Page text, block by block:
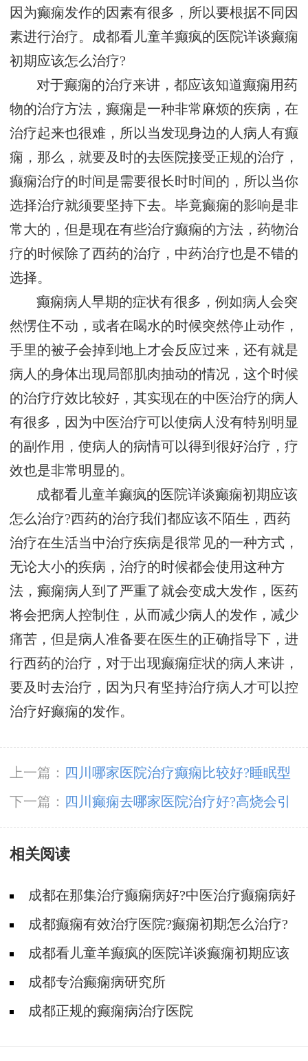
因为癫痫发作的因素有很多，所以要根据不同因
素进行治疗。成都看儿童羊癫疯的医院详谈癫痫
初期应该怎么治疗?
对于癫痫的治疗来讲，都应该知道癫痫用药
物的治疗方法，癫痫是一种非常麻烦的疾病，在
治疗起来也很难，所以当发现身边的人病人有癫
痫，那么，就要及时的去医院接受正规的治疗，
癫痫治疗的时间是需要很长时时间的，所以当你
选择治疗就须要坚持下去。毕竟癫痫的影响是非
常大的，但是现在有些治疗癫痫的方法，药物治
疗的时候除了西药的治疗，中药治疗也是不错的
选择。
癫痫病人早期的症状有很多，例如病人会突
然愣住不动，或者在喝水的时候突然停止动作，
手里的被子会掉到地上才会反应过来，还有就是
病人的身体出现局部肌肉抽动的情况，这个时候
的治疗疗效比较好，其实现在的中医治疗的病人
有很多，因为中医治疗可以使病人没有特别明显
的副作用，使病人的病情可以得到很好治疗，疗
效也是非常明显的。
成都看儿童羊癫疯的医院详谈癫痫初期应该
怎么治疗?西药的治疗我们都应该不陌生，西药
治疗在生活当中治疗疾病是很常见的一种方式，
无论大小的疾病，治疗的时候都会使用这种方
法，癫痫病人到了严重了就会变成大发作，医药
将会把病人控制住，从而减少病人的发作，减少
痛苦，但是病人准备要在医生的正确指导下，进
行西药的治疗，对于出现癫痫症状的病人来讲，
要及时去治疗，因为只有坚持治疗病人才可以控
治疗好癫痫的发作。
上一篇：
四川哪家医院治疗癫痫比较好?睡眠型
癫痫发作有什么症状?
下一篇：
四川癫痫去哪家医院治疗好?高烧会引
起癫痫发作吗?
相关阅读
成都在那集治疗癫痫病好?中医治疗癫痫病好
吗?成都癫痫有效治疗医院?癫痫初期怎么治疗?
成都看儿童羊癫疯的医院详谈癫痫初期应该
怎么治疗?
成都专治癫痫病研究所
成都正规的癫痫病治疗医院